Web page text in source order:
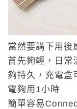
當然要講下用後
首先夠輕，日常
夠持久， 充電盒
電夠用1小時
簡單容易